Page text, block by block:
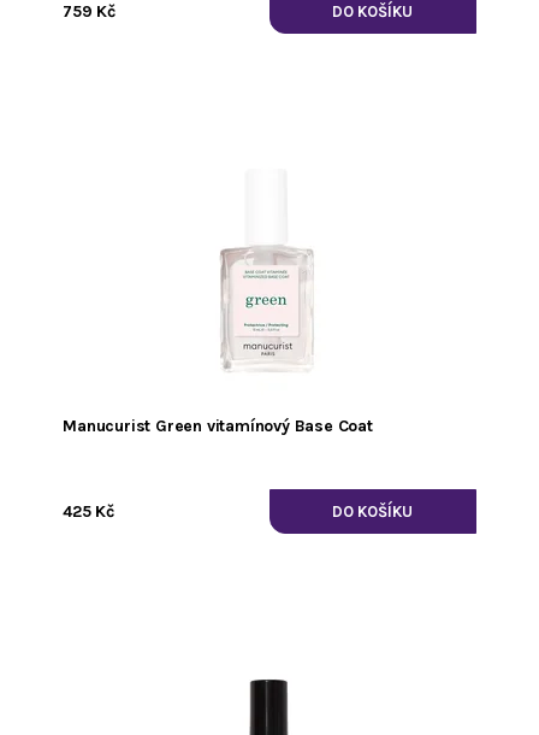
759 Kč
Manucurist Green vitamínový Base Coat
425 Kč